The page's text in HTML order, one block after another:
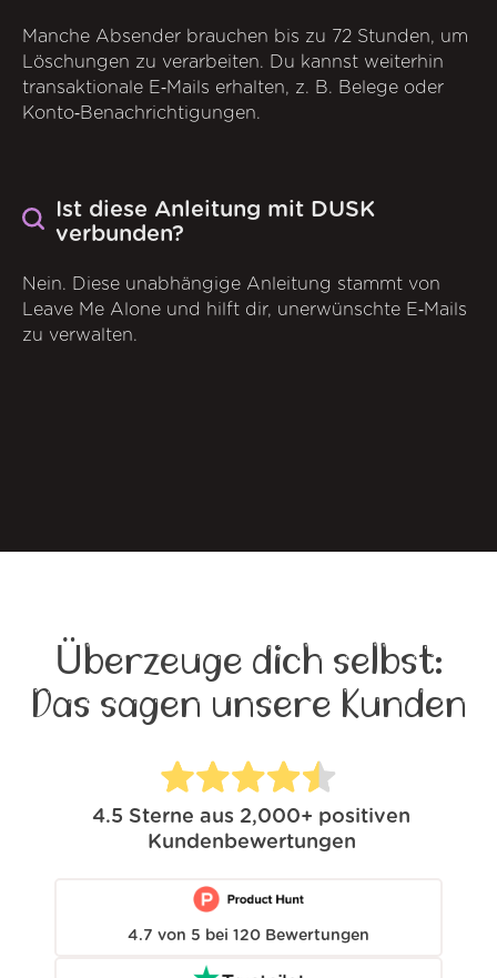
Manche Absender brauchen bis zu 72 Stunden, um
Löschungen zu verarbeiten. Du kannst weiterhin
transaktionale E‑Mails erhalten, z. B. Belege oder
Konto‑Benachrichtigungen.
Ist diese Anleitung mit DUSK
verbunden?
Nein. Diese unabhängige Anleitung stammt von
Leave Me Alone und hilft dir, unerwünschte E‑Mails
zu verwalten.
Überzeuge dich selbst:
Das sagen unsere Kunden
4.5 Sterne aus 2,000+ positiven
Kundenbewertungen
4.7 von 5 bei 120 Bewertungen